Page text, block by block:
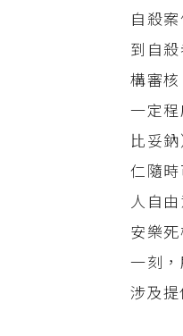
自殺
到自
構審
一定
比妥
仁隨
人自
安樂
一刻
涉及